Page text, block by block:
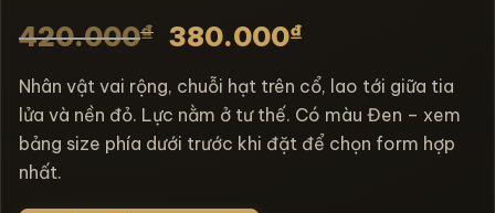
420.000₫ 380.000₫
Nhân vật vai rộng, chuỗi hạt trên cổ, lao tới giữa tia
lửa và nền đỏ. Lực nằm ở tư thế. Có màu Đen – xem
bảng size phía dưới trước khi đặt để chọn form hợp
nhất.